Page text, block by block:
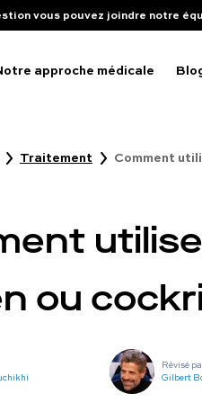
vous pouvez joindre notre
approche médicale
d'érection
de libido
sexuels
sur le pénis
Traitement Comment
ou
Révisé
Gilbert